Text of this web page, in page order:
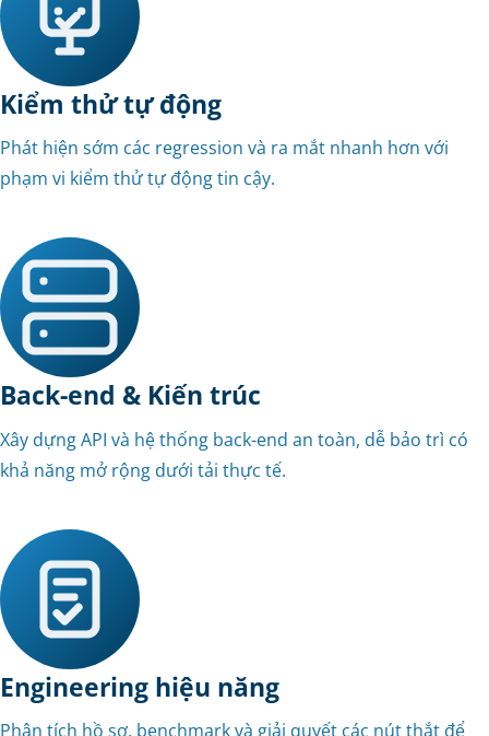
Kiểm thử tự động
Phát hiện sớm các regression và ra mắt nhanh hơn với
phạm vi kiểm thử tự động tin cậy.
Back-end & Kiến trúc
Xây dựng API và hệ thống back-end an toàn, dễ bảo trì có
khả năng mở rộng dưới tải thực tế.
Engineering hiệu năng
Phân tích hồ sơ, benchmark và giải quyết các nút thắt để